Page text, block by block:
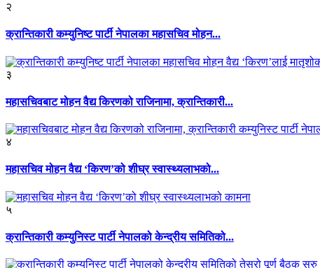
२
क्रान्तिकारी कम्युनिष्ट पार्टी नेपालका महासचिव मोहन...
३
महासचिवबाट मोहन वैद्य किरणको राजिनामा, क्रान्तिकारी...
४
महासचिव मोहन वैद्य ‘किरण’को शीघ्र स्वास्थ्यलाभको...
५
क्रान्तिकारी कम्युनिस्ट पार्टी नेपालको केन्द्रीय समितिको...